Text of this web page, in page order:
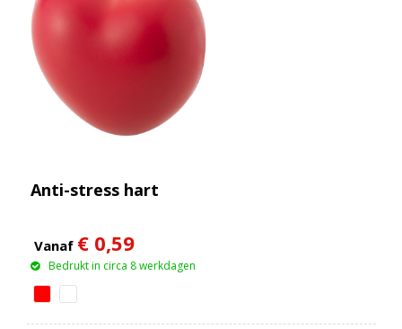
Anti-stress hart
Vanaf € 0,59
Bedrukt in circa 8 werkdagen